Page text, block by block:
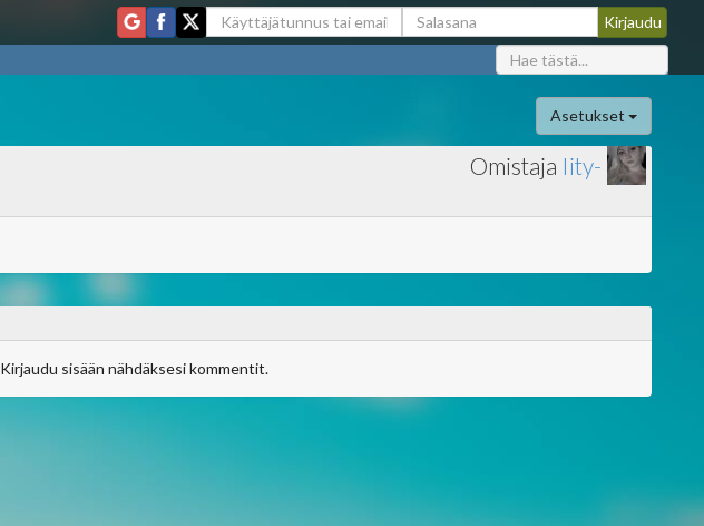
Asetukset
Omistaja Iity-
Kirjaudu sisään nähdäksesi kommentit.